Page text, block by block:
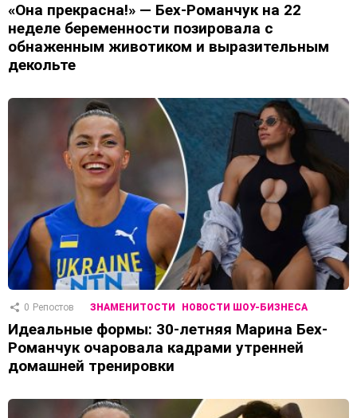
«Она прекрасна!» — Бех-Романчук на 22
неделе беременности позировала с
обнаженным животиком и выразительным
декольте
0 Репостов ЗНАМЕНИТОСТИ НОВОСТИ ШОУ-БИЗНЕСА
Идеальные формы: 30-летняя Марина Бех-
Романчук очаровала кадрами утренней
домашней тренировки